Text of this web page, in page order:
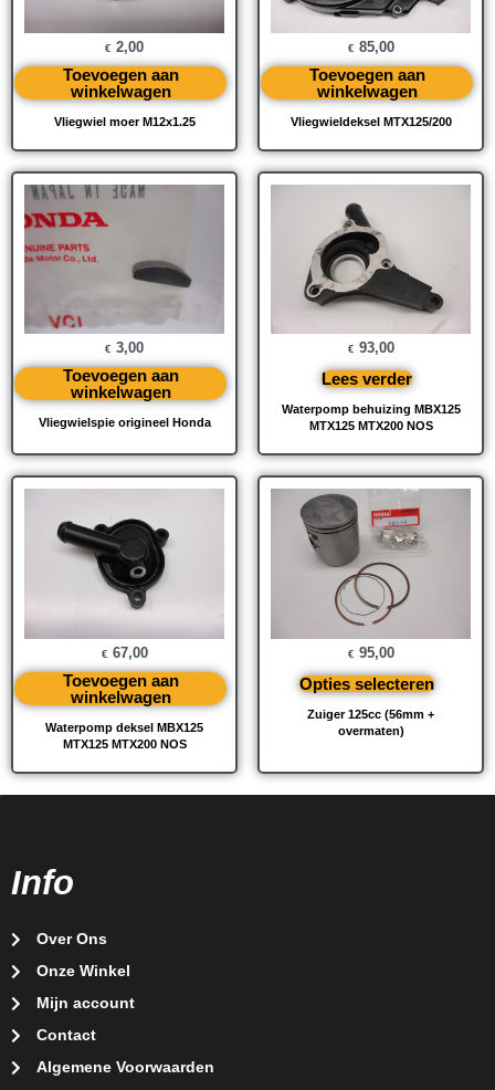
Vliegwiel moer M12x1.25
€ 2,00
Toevoegen aan
winkelwagen
Vliegwieldeksel MTX125/200
€ 85,00
Toevoegen aan
winkelwagen
Vliegwielspie origineel Honda
€ 3,00
Toevoegen aan
winkelwagen
Waterpomp behuizing MBX125
MTX125 MTX200 NOS
€ 93,00
Lees verder
Waterpomp deksel MBX125
MTX125 MTX200 NOS
€ 67,00
Toevoegen aan
winkelwagen
Zuiger 125cc (56mm +
overmaten)
€ 95,00
Opties selecteren
Info
Over Ons
Onze Winkel
Mijn account
Contact
Algemene Voorwaarden